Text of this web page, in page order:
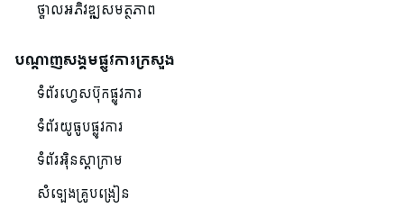
ថ្នាលអភិវឌ្ឍសមត្ថភាព
បណ្ដាញសង្គមផ្លូវការក្រសួង
ទំព័រហ្វេសប៊ុកផ្លូវការ
ទំព័រយូធូបផ្លូវការ
ទំព័រអ៊ិនស្តាក្រាម
សំឡេងគ្រូបង្រៀន